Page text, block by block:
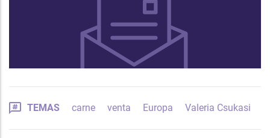
TEMAS carne venta Europa Valeria Csukasi